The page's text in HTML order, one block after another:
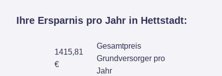
Ihre Ersparnis pro Jahr in Hettstadt:
1415,81
€
Gesamtpreis
Grundversorger pro
Jahr